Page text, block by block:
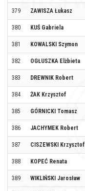
379 ZAWISZA Łukasz
380 KUŚ Gabriela
381 KOWALSKI Szymon
382 OGŁUSZKA Elżbieta
383 DREWNIK Robert
384 ŻAK Krzysztof
385 GÓRNICKI Tomasz
386 JACHYMEK Robert
387 CISZEWSKI Krzysztof
388 KOPEĆ Renata
389 WIKLIŃSKI Jarosław